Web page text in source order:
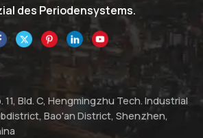
des Periodensystems.
Bld. C, Hengmingzhu Tech. Industrial
Bao'an District, Shenzhen,